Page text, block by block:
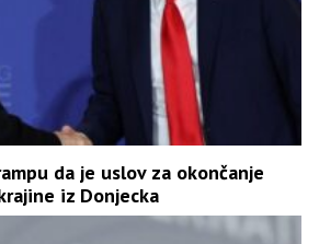
da je uslov za okončanje
iz Donjecka